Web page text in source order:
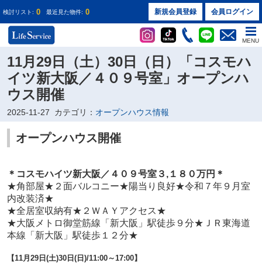
検討リスト: 0 最近見た物件: 0 新規会員登録 会員ログイン
MENU
11月29日（土）30日（日）「コスモハ
イツ新大阪／４０９号室」オープンハ
ウス開催
2025-11-27 カテゴリ： オープンハウス情報
オープンハウス開催
＊コスモハイツ新大阪／４０９号室３ ,１８０万円 ＊
★角部屋★２面バルコニー★陽当り良好★令和７年９月室
内改装済★
★全居室収納有★２ＷＡＹアクセス★
★大阪メトロ御堂筋線「新大阪」駅徒歩９分★ＪＲ東海道
本線「新大阪」駅徒歩１２分★
【11月29日(土)30日(日)/11:00～17:00】